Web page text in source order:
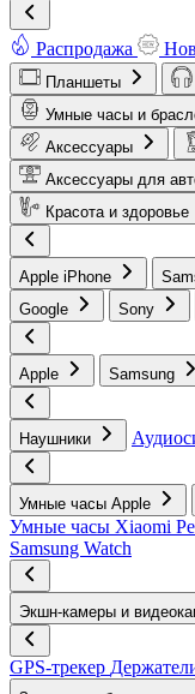
Распродажа
Планшеты
Умные часы и
Аксессуары
Аксессуары для
Красота и здоровье
Apple iPhone
Google
Sony
Apple Samsung
Наушники
Умные часы Apple
Умные часы Xiaomi
Samsung Watch
Экшн-камеры и
GPS-трекер